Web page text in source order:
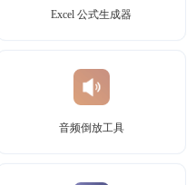
Excel 公式生成器
音频倒放工具